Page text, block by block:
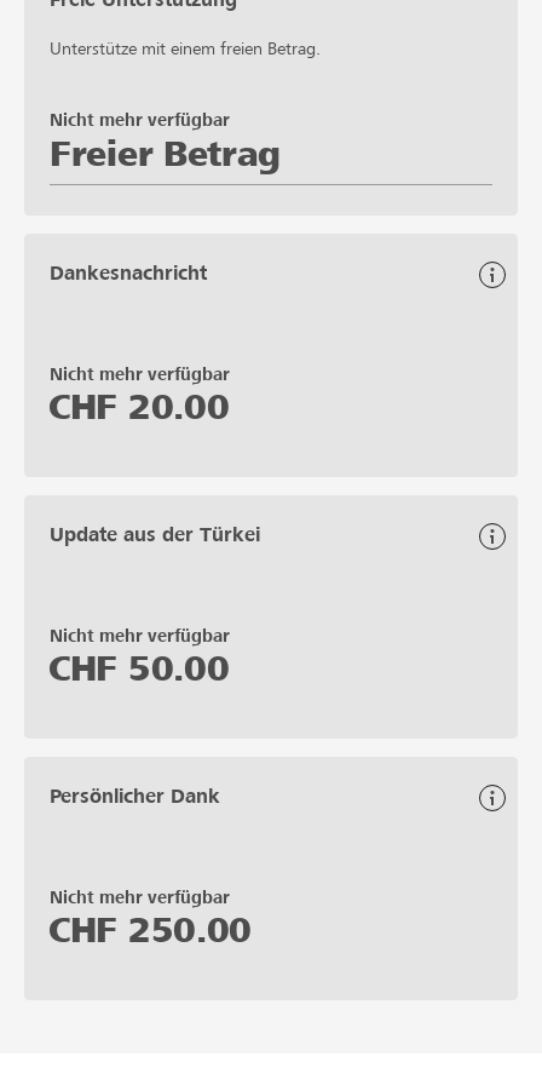
Unterstütze mit einem freien Betrag.
Freier Betrag
Nicht mehr verfügbar
Dankesnachricht
Nicht mehr verfügbar
CHF 20.00
Update aus der Türkei
Nicht mehr verfügbar
CHF 50.00
Persönlicher Dank
Nicht mehr verfügbar
CHF 250.00